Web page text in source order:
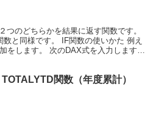
つのどちらかを結果に返す関数です。
と同様です。 IF関数の使いかた 例え
をします。 次のDAX式を入力します。
TOTALYTD関数（年度累計）